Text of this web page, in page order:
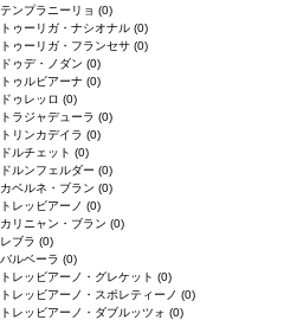
テンプラニーリョ (0)
トゥーリガ・ナシオナル (0)
トゥーリガ・フランセサ (0)
ドゥデ・ノダン (0)
トゥルビアーナ (0)
ドゥレッロ (0)
トラジャデューラ (0)
トリンカデイラ (0)
ドルチェット (0)
ドルンフェルダー (0)
カベルネ・ブラン (0)
トレッビアーノ (0)
カリニャン・ブラン (0)
レブラ (0)
バルベーラ (0)
トレッビアーノ・グレケット (0)
トレッビアーノ・スポレティーノ (0)
トレッビアーノ・ダブルッツォ (0)